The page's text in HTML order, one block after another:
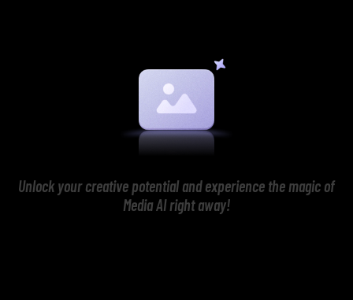
Unlock your creative potential and experience the magic of
Media AI right away!